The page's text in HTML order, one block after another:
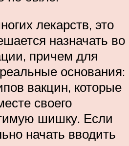
лекарств, это
назначать во
причем для
основания:
вакцин, которые
своего
шишку. Если
начать вводить